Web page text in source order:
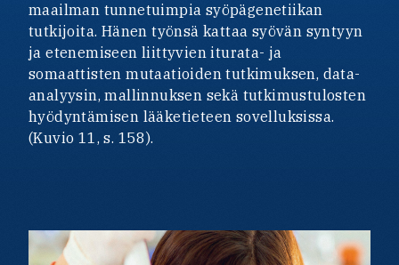
maailman tunnetuimpia syöpägenetiikan
tutkijoita. Hänen työnsä kattaa syövän syntyyn
ja etenemiseen liittyvien iturata- ja
somaattisten mutaatioiden tutkimuksen, data-
analyysin, mallinnuksen sekä tutkimustulosten
hyödyntämisen lääketieteen sovelluksissa.
(Kuvio 11, s. 158).